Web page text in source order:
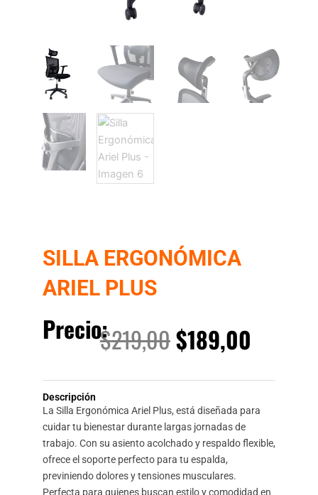
SILLA ERGONÓMICA
ARIEL PLUS
Precio:
$219,00El
precio
original
era:
$219,00.
$189,00
precio
actual
es:
Descripción
La Silla Ergonómica Ariel Plus, está diseñada para
cuidar tu bienestar durante largas jornadas de
trabajo. Con su asiento acolchado y respaldo flexible,
ofrece el soporte perfecto para tu espalda,
previniendo dolores y tensiones musculares.
Perfecta para quienes buscan estilo y comodidad en